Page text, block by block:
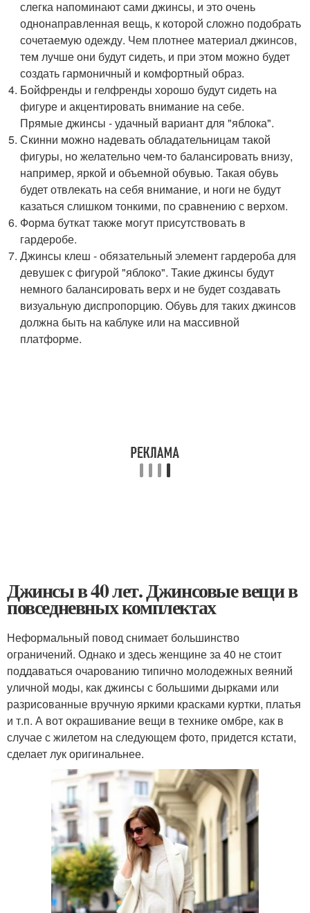
слегка напоминают сами джинсы, и это очень
однонаправленная вещь, к которой сложно подобрать
сочетаемую одежду. Чем плотнее материал джинсов,
тем лучше они будут сидеть, и при этом можно будет
создать гармоничный и комфортный образ.
Бойфренды и гелфренды хорошо будут сидеть на
фигуре и акцентировать внимание на себе.
Прямые джинсы - удачный вариант для "яблока".
Скинни можно надевать обладательницам такой
фигуры, но желательно чем-то балансировать внизу,
например, яркой и объемной обувью. Такая обувь
будет отвлекать на себя внимание, и ноги не будут
казаться слишком тонкими, по сравнению с верхом.
Форма буткат также могут присутствовать в
гардеробе.
Джинсы клеш - обязательный элемент гардероба для
девушек с фигурой "яблоко". Такие джинсы будут
немного балансировать верх и не будет создавать
визуальную диспропорцию. Обувь для таких джинсов
должна быть на каблуке или на массивной
платформе.
Джинсы в 40 лет. Джинсовые вещи в
повседневных комплектах
Неформальный повод снимает большинство
ограничений. Однако и здесь женщине за 40 не стоит
поддаваться очарованию типично молодежных веяний
уличной моды, как джинсы с большими дырками или
разрисованные вручную яркими красками куртки, платья
и т.п. А вот окрашивание вещи в технике омбре, как в
случае с жилетом на следующем фото, придется кстати,
сделает лук оригинальнее.